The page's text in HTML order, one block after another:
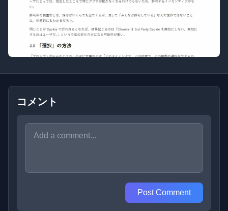
コメント
Post Comment